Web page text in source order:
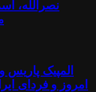
نصرالله،
المپیک پاریس
امروز و فردای